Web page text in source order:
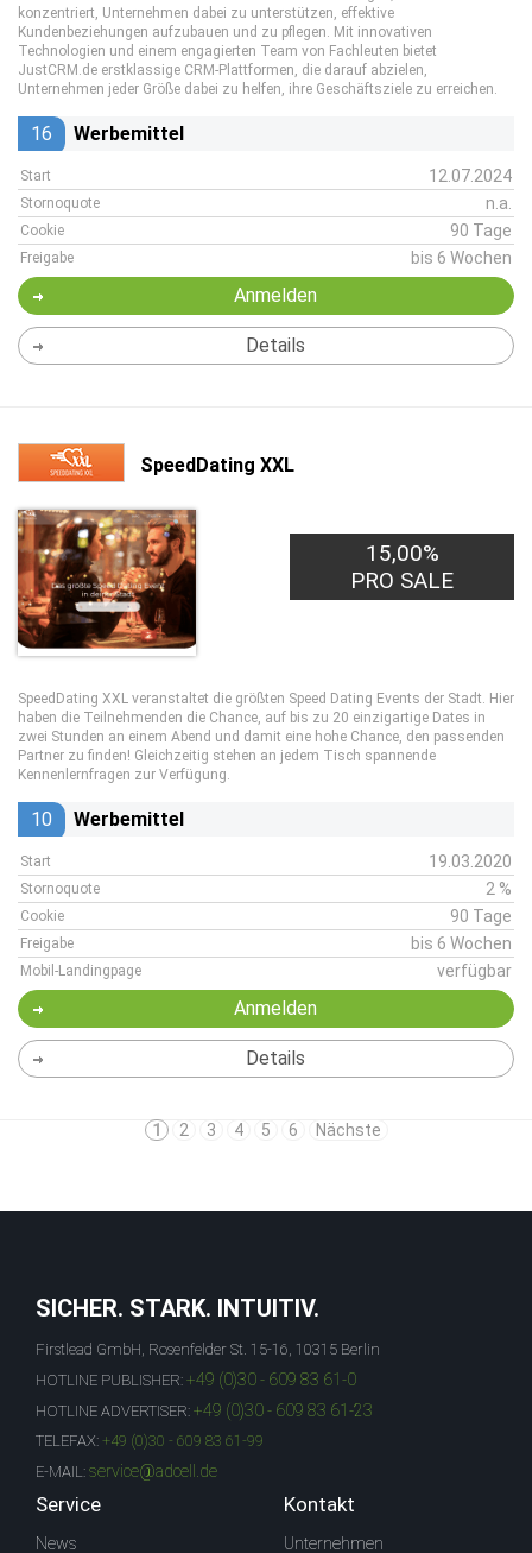
konzentriert, Unternehmen dabei zu unterstützen, effektive
Kundenbeziehungen aufzubauen und zu pflegen. Mit innovativen
Technologien und einem engagierten Team von Fachleuten bietet
JustCRM.de erstklassige CRM-Plattformen, die darauf abzielen,
Unternehmen jeder Größe dabei zu helfen, ihre Geschäftsziele zu erreichen.
16 Werbemittel
Start 12.07.2024
Stornoquote n.a.
Cookie 90 Tage
Freigabe bis 6 Wochen
Anmelden
Details
SpeedDating XXL
15,00%
PRO SALE
SpeedDating XXL veranstaltet die größten Speed Dating Events der Stadt. Hier
haben die Teilnehmenden die Chance, auf bis zu 20 einzigartige Dates in
zwei Stunden an einem Abend und damit eine hohe Chance, den passenden
Partner zu finden! Gleichzeitig stehen an jedem Tisch spannende
Kennenlernfragen zur Verfügung.
10 Werbemittel
Start 19.03.2020
Stornoquote 2 %
Cookie 90 Tage
Freigabe bis 6 Wochen
Mobil-Landingpage verfügbar
Anmelden
Details
1 2 3 4 5 6 Nächste
SICHER. STARK. INTUITIV.
Firstlead GmbH, Rosenfelder St. 15-16, 10315 Berlin
HOTLINE PUBLISHER: +49 (0)30 - 609 83 61-0
HOTLINE ADVERTISER: +49 (0)30 - 609 83 61-23
TELEFAX: +49 (0)30 - 609 83 61-99
E-MAIL: service@adcell.de
Service
News
Kontakt
Unternehmen